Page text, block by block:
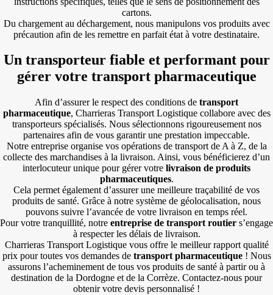
cartons.
Du chargement au déchargement, nous manipulons vos produits avec
précaution afin de les remettre en parfait état à votre destinataire.
Un transporteur fiable et performant pour
gérer votre transport pharmaceutique
Afin d’assurer le respect des conditions de transport
pharmaceutique, Charrieras Transport Logistique collabore avec des
transporteurs spécialisés. Nous sélectionnons rigoureusement nos
partenaires afin de vous garantir une prestation impeccable.
Notre entreprise organise vos opérations de transport de A à Z, de la
collecte des marchandises à la livraison. Ainsi, vous bénéficierez d’un
interlocuteur unique pour gérer votre livraison de produits
pharmaceutiques.
Cela permet également d’assurer une meilleure traçabilité de vos
produits de santé. Grâce à notre système de géolocalisation, nous
pouvons suivre l’avancée de votre livraison en temps réel.
Pour votre tranquillité, notre entreprise de transport routier s’engage
à respecter les délais de livraison.
Charrieras Transport Logistique vous offre le meilleur rapport qualité
prix pour toutes vos demandes de transport pharmaceutique! Nous
assurons l’acheminement de tous vos produits de santé à partir ou à
destination de la Dordogne et de la Corrèze. Contactez-nous pour
obtenir votre devis personnalisé !